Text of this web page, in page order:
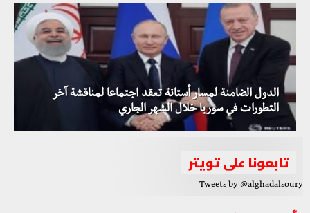
الدول الضامنة لمسار أستانة تعقد اجتماعا لمناقشة آخر
التطورات في سوريا خلال الشهر الجاري
تابعونا على تويتر
Tweets by @alghadalsoury